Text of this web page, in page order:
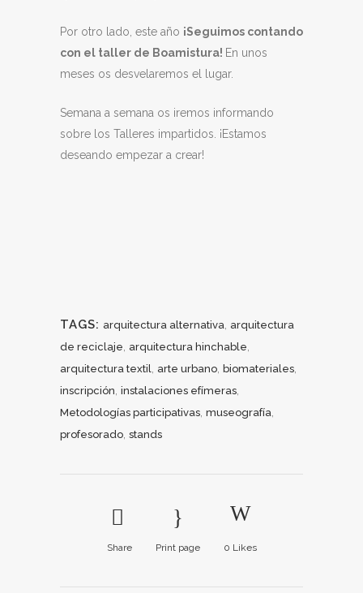
Por otro lado, este año ¡Seguimos contando
con el taller de Boamistura! En unos
meses os desvelaremos el lugar.
Semana a semana os iremos informando
sobre los Talleres impartidos. ¡Estamos
deseando empezar a crear!
TAGS: arquitectura alternativa arquitectura
de reciclaje arquitectura hinchable
arquitectura textil arte urbano biomateriales
inscripción instalaciones efímeras
Metodologías participativas museografía
profesorado stands
Share Print page 0 Likes